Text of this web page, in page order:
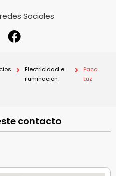
Sociales
Electricidad e
iluminación
Paco
Luz
contacto